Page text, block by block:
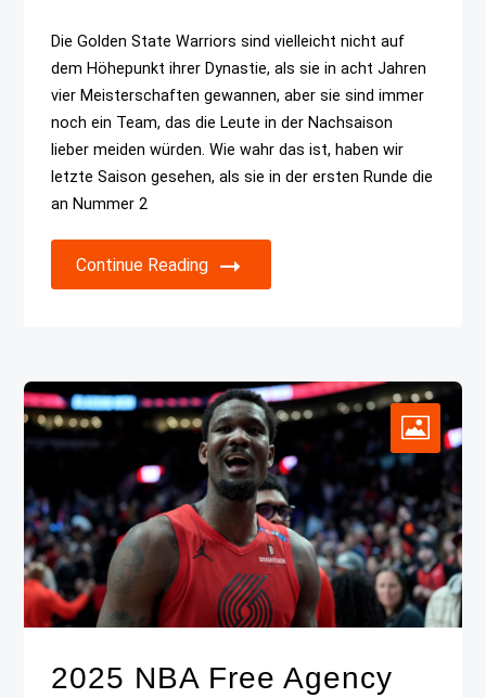
Die Golden State Warriors sind vielleicht nicht auf
dem Höhepunkt ihrer Dynastie, als sie in acht Jahren
vier Meisterschaften gewannen, aber sie sind immer
noch ein Team, das die Leute in der Nachsaison
lieber meiden würden. Wie wahr das ist, haben wir
letzte Saison gesehen, als sie in der ersten Runde die
an Nummer 2
Continue Reading
2025 NBA Free Agency